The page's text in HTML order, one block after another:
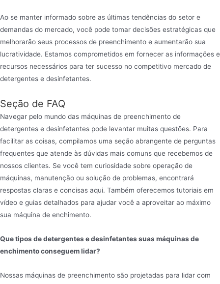
Ao se manter informado sobre as últimas tendências do setor e
demandas do mercado, você pode tomar decisões estratégicas que
melhorarão seus processos de preenchimento e aumentarão sua
lucratividade. Estamos comprometidos em fornecer as informações e
recursos necessários para ter sucesso no competitivo mercado de
detergentes e desinfetantes.
Seção de FAQ
Navegar pelo mundo das máquinas de preenchimento de
detergentes e desinfetantes pode levantar muitas questões. Para
facilitar as coisas, compilamos uma seção abrangente de perguntas
frequentes que atende às dúvidas mais comuns que recebemos de
nossos clientes. Se você tem curiosidade sobre operação de
máquinas, manutenção ou solução de problemas, encontrará
respostas claras e concisas aqui. Também oferecemos tutoriais em
vídeo e guias detalhados para ajudar você a aproveitar ao máximo
sua máquina de enchimento.
Que tipos de detergentes e desinfetantes suas máquinas de
enchimento conseguem lidar?
Nossas máquinas de preenchimento são projetadas para lidar com